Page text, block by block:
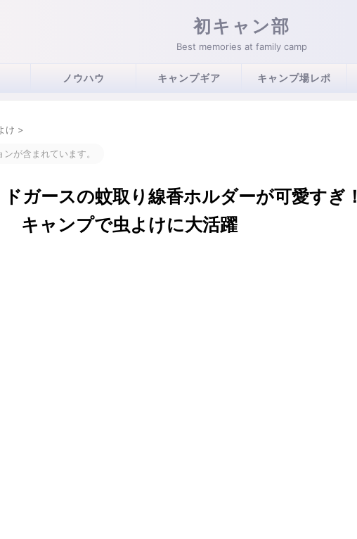
初キャン部
Best memories at family camp
ノウハウ キャンプギア キャンプ場レポ
け >
が含まれています。
ドガースの蚊取り線香ホルダーが可愛すぎ！
キャンプで虫よけに大活躍